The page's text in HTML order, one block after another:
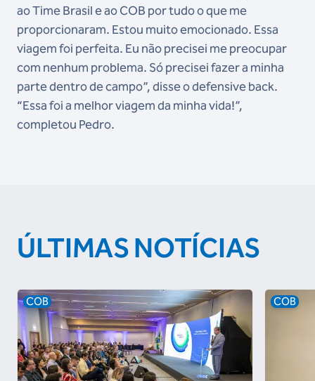
ao Time Brasil e ao COB por tudo o que me
proporcionaram. Estou muito emocionado. Essa
viagem foi perfeita. Eu não precisei me preocupar
com nenhum problema. Só precisei fazer a minha
parte dentro de campo”, disse o defensive back.
“Essa foi a melhor viagem da minha vida!”,
completou Pedro.
ÚLTIMAS NOTÍCIAS
COB COB